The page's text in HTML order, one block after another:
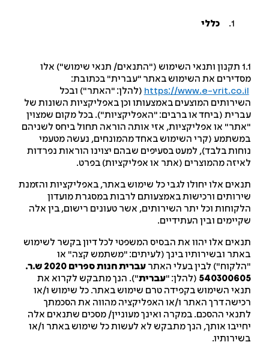
כללי
1.1 תקנון ותנאי השימוש ("התנאים/ תנאי שימוש") אלו
את השימוש באתר "עברית" בכתובת:
https://www.e-(להלן: "האתר") ובכל
המוצעים באמצעותו וכן באפליקציות השונות של
(ביחד או ברבים: "האפליקציות"). בכל מקום שמצוין
או אפליקציות, אזי אותה הוראה תחול ביחס לשניהם
(קרי השימוש באחד מהמונחים, נעשה מטעמי
בלבד), למעט בסעיפים שבהם יצוינו הוראות נפרדות
מהמוצרים (אתר או אפליקציות) בפרט.
אלו יחולו לגבי כל שימוש באתר, באפליקציות והזמנת
ורכישות באמצעותם לרבות במסגרת מועדון
וכל יתר השירותים, אשר טעונים רישום, בין אלה
ובין העתידיים.
אלו יהוו את הבסיס המשפטי לכל דיון בקשר לשימוש
ובשירותיו בינך (לעיתים: "משתמש קצה" או
לבין בעלי האתר
עברית חנות ספרים 2020 ש.ר.
(להלן: "עברית"). הנך מתבקש לקרוא את
השימוש בקפידה טרם שימוש באתר. כל שימוש ו/או
דרך האתר ו/או האפליקציה מהווה את הסכמתך
ההסכם. במקרה ואינך מעוניין/ מסכים שתנאים אלה
אותך, הנך מתבקש לא לעשות כל שימוש באתר ו/או